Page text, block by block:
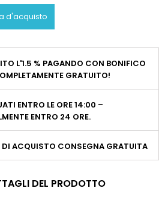
d'acquisto
L'1.5 % PAGANDO CON BONIFICO
GRATUITO!
ENTRO LE ORE 14:00 –
ENTRO 24 ORE.
DI ACQUISTO CONSEGNA GRATUITA
DEL PRODOTTO